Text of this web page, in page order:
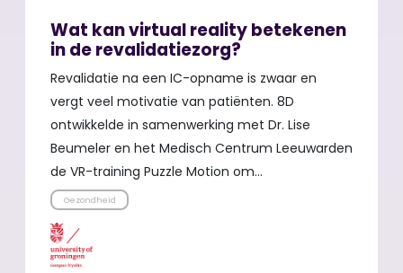
Wat kan virtual reality betekenen
in de revalidatiezorg?
Revalidatie na een IC-opname is zwaar en
vergt veel motivatie van patiënten. 8D
ontwikkelde in samenwerking met Dr. Lise
Beumeler en het Medisch Centrum Leeuwarden
de VR-training Puzzle Motion om…
Gezondheid